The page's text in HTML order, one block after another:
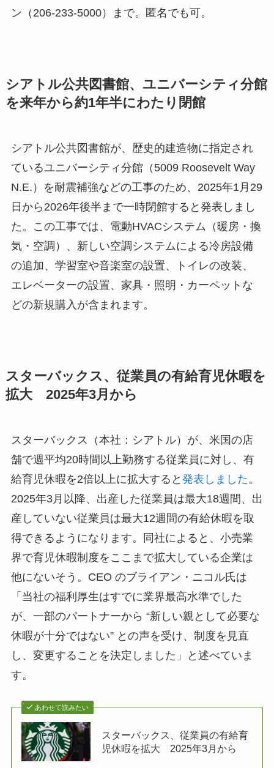
ン（206-233-5000）まで。匿名でも可。
シアトル公共図書館、ユニバーシティ分館
を来年から約1年半にわたり閉館
シアトル公共図書館が、歴史的建造物に指定され
ているユニバーシティ分館（5009 Roosevelt Way
N.E.）を耐震補強などの工事のため、2025年1月29
日から2026年後半まで一時閉館すると発表しまし
た。この工事では、電動HVACシステム（暖房・換
気・空調）、新しい空調システムによる冷房設備
の追加、学習室や音楽室の設置、トイレの改装、
エレベーターの設置、家具・照明・カーペットな
どの新規購入が含まれます。
スターバックス、従業員の有給育児休暇を
拡大 2025年3月から
スターバックス（本社：シアトル）が、米国の店
舗で週平均20時間以上勤務する従業員に対し、有
給育児休暇を2倍以上に拡大すると 発表しました 。
2025年3月以降、出産した従業員は最大18週間、出
産していない従業員は最大12週間の有給休暇を取
得できるようになります。同社によると、小売業
界で育児休暇制度をここまで拡大している企業は
他にないそう。CEO のブライアン・ニコル氏は
「当社の福利厚生はすでに業界最高水準でした
が、一部のパートナーから “新しい親として必要な
休暇が十分ではない” との声を受け、制度を見直
し、変更することを決定しました」と述べていま
す。
あわせて読みたい
スターバックス、従業員の有給育
児休暇を拡大 2025年3月から